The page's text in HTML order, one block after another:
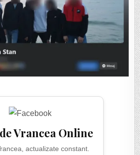
Vrancea Online
actualizate constant.